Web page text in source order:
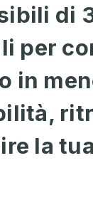
di
per
in
la